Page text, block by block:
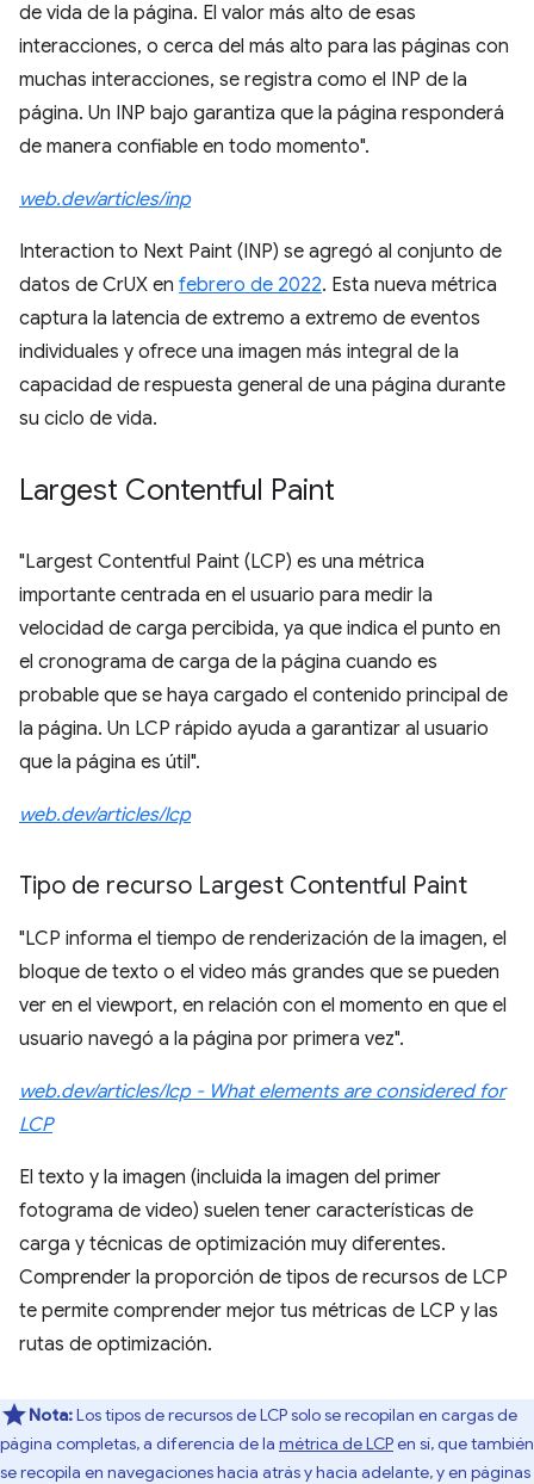
de vida de la página. El valor más alto de esas
interacciones, o cerca del más alto para las páginas con
muchas interacciones, se registra como el INP de la
página. Un INP bajo garantiza que la página responderá
de manera confiable en todo momento".
web.dev/articles/inp
Interaction to Next Paint (INP) se agregó al conjunto de
datos de CrUX en febrero de 2022. Esta nueva métrica
captura la latencia de extremo a extremo de eventos
individuales y ofrece una imagen más integral de la
capacidad de respuesta general de una página durante
su ciclo de vida.
Largest Contentful Paint
"Largest Contentful Paint (LCP) es una métrica
importante centrada en el usuario para medir la
velocidad de carga percibida, ya que indica el punto en
el cronograma de carga de la página cuando es
probable que se haya cargado el contenido principal de
la página. Un LCP rápido ayuda a garantizar al usuario
que la página es útil".
web.dev/articles/lcp
Tipo de recurso Largest Contentful Paint
"LCP informa el tiempo de renderización de la imagen, el
bloque de texto o el video más grandes que se pueden
ver en el viewport, en relación con el momento en que el
usuario navegó a la página por primera vez".
web.dev/articles/lcp - What elements are considered for
LCP
El texto y la imagen (incluida la imagen del primer
fotograma de video) suelen tener características de
carga y técnicas de optimización muy diferentes.
Comprender la proporción de tipos de recursos de LCP
te permite comprender mejor tus métricas de LCP y las
rutas de optimización.
Nota:Los tipos de recursos de LCP solo se recopilan en cargas de
página completas, a diferencia de la métrica de LCPen sí, que también
se recopila en navegaciones hacia atrás y hacia adelante, y en páginas